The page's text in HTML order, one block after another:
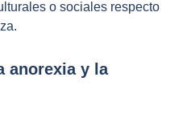
o sociales respecto
anorexia y la